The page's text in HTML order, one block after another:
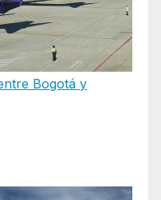
Bogotá y